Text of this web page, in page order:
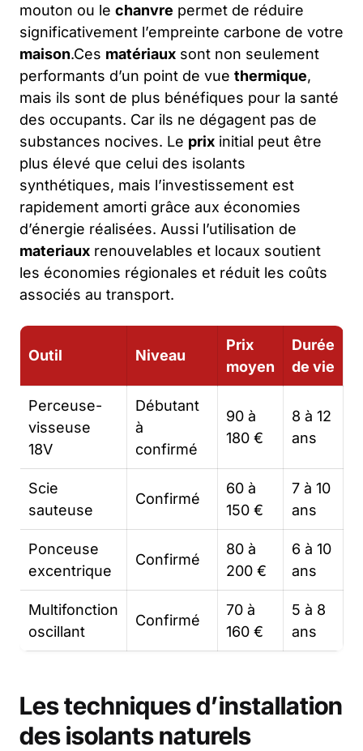
mouton ou le chanvre permet de réduire
significativement l’empreinte carbone de votre
maison.Ces matériaux sont non seulement
performants d’un point de vue thermique,
mais ils sont de plus bénéfiques pour la santé
des occupants. Car ils ne dégagent pas de
substances nocives. Le prix initial peut être
plus élevé que celui des isolants
synthétiques, mais l’investissement est
rapidement amorti grâce aux économies
d’énergie réalisées. Aussi l’utilisation de
materiaux renouvelables et locaux soutient
les économies régionales et réduit les coûts
associés au transport.
Outil Niveau
Prix
moyen
Durée
de vie
Perceuse-
visseuse
18V
Débutant
à
confirmé
90 à
180 €
8 à 12
ans
Scie
sauteuse
Confirmé
60 à
150 €
7 à 10
ans
Ponceuse
excentrique
Confirmé
80 à
200 €
6 à 10
ans
Multifonction
oscillant
Confirmé
70 à
160 €
5 à 8
ans
Les techniques d’installation
des isolants naturels